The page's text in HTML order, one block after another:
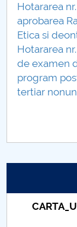
Senat
Facultăți
Studenți
Ghiduri pentru
Proiect PRIM
Hotararea
aprobarea
Etica si
Hotararea
de examen
program
tertiar